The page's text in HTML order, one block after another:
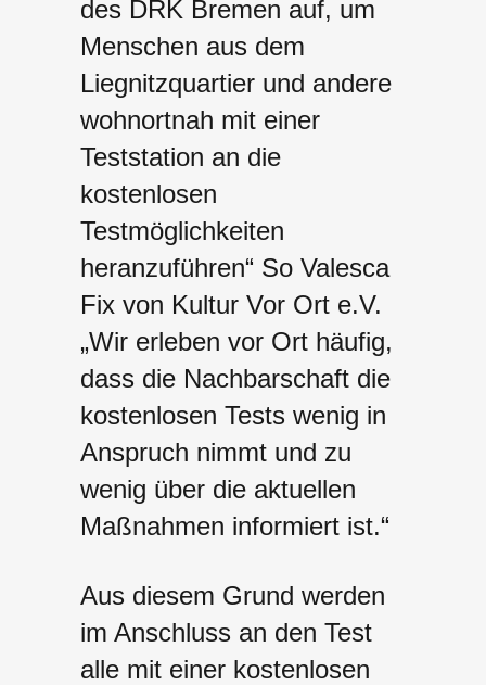
des DRK Bremen auf, um
Menschen aus dem
Liegnitzquartier und andere
wohnortnah mit einer
Teststation an die
kostenlosen
Testmöglichkeiten
heranzuführen“ So Valesca
Fix von Kultur Vor Ort e.V.
„Wir erleben vor Ort häufig,
dass die Nachbarschaft die
kostenlosen Tests wenig in
Anspruch nimmt und zu
wenig über die aktuellen
Maßnahmen informiert ist.“
Aus diesem Grund werden
im Anschluss an den Test
alle mit einer kostenlosen